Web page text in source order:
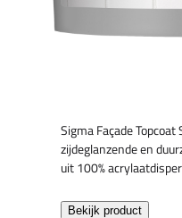
Sigma Façade
zijdeglanzende en
uit 100%
Bekijk product